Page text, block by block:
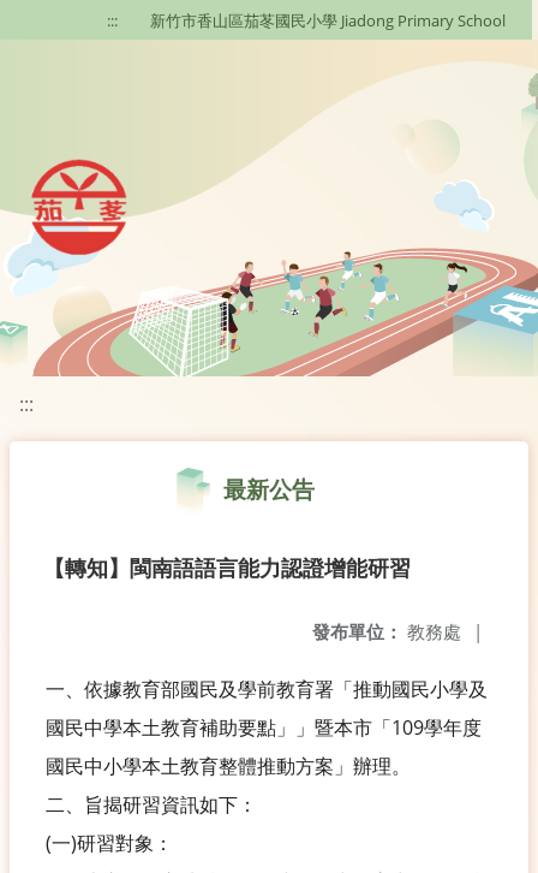
移至網頁之主要內容區位置
::: 新竹市香山區茄苳國民小學 Jiadong Primary School
:::
最新公告
【轉知】閩南語語言能力認證增能研習
發布單位： 教務處 |
一、依據教育部國民及學前教育署「推動國民小學及
國民中學本土教育補助要點」」暨本市「109學年度
國民中小學本土教育整體推動方案」辦理。
二、旨揭研習資訊如下：
(一)研習對象：